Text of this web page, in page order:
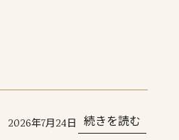
2026年7月24日 続きを読む